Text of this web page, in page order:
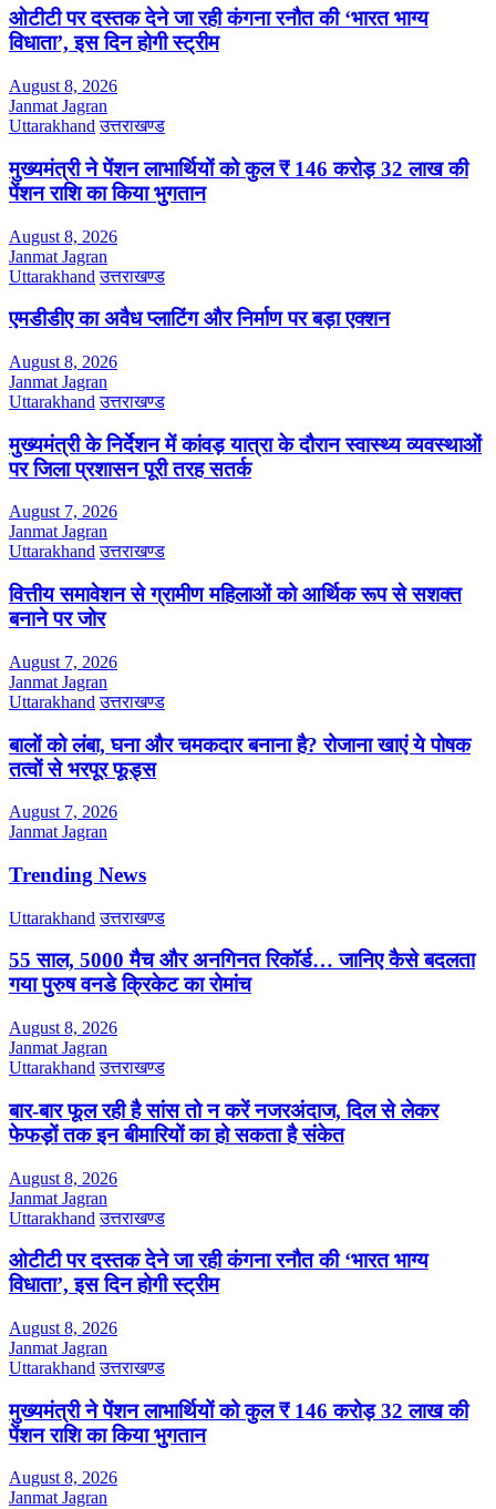
ओटीटी पर दस्तक देने जा रही कंगना रनौत की ‘भारत भाग्य
विधाता’, इस दिन होगी स्ट्रीम
August 8, 2026
Janmat Jagran
Uttarakhand उत्तराखण्ड
मुख्यमंत्री ने पेंशन लाभार्थियों को कुल ₹ 146 करोड़ 32 लाख की
पेंशन राशि का किया भुगतान
August 8, 2026
Janmat Jagran
Uttarakhand उत्तराखण्ड
एमडीडीए का अवैध प्लाटिंग और निर्माण पर बड़ा एक्शन
August 8, 2026
Janmat Jagran
Uttarakhand उत्तराखण्ड
मुख्यमंत्री के निर्देशन में कांवड़ यात्रा के दौरान स्वास्थ्य व्यवस्थाओं
पर जिला प्रशासन पूरी तरह सतर्क
August 7, 2026
Janmat Jagran
Uttarakhand उत्तराखण्ड
वित्तीय समावेशन से ग्रामीण महिलाओं को आर्थिक रूप से सशक्त
बनाने पर जोर
August 7, 2026
Janmat Jagran
Uttarakhand उत्तराखण्ड
बालों को लंबा, घना और चमकदार बनाना है? रोजाना खाएं ये पोषक
तत्वों से भरपूर फूड्स
August 7, 2026
Janmat Jagran
Trending News
Uttarakhand उत्तराखण्ड
55 साल, 5000 मैच और अनगिनत रिकॉर्ड… जानिए कैसे बदलता
गया पुरुष वनडे क्रिकेट का रोमांच
August 8, 2026
Janmat Jagran
Uttarakhand उत्तराखण्ड
बार-बार फूल रही है सांस तो न करें नजरअंदाज, दिल से लेकर
फेफड़ों तक इन बीमारियों का हो सकता है संकेत
August 8, 2026
Janmat Jagran
Uttarakhand उत्तराखण्ड
ओटीटी पर दस्तक देने जा रही कंगना रनौत की ‘भारत भाग्य
विधाता’, इस दिन होगी स्ट्रीम
August 8, 2026
Janmat Jagran
Uttarakhand उत्तराखण्ड
मुख्यमंत्री ने पेंशन लाभार्थियों को कुल ₹ 146 करोड़ 32 लाख की
पेंशन राशि का किया भुगतान
August 8, 2026
Janmat Jagran